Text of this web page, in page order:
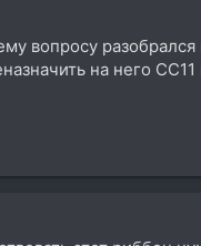
вопросу
на него